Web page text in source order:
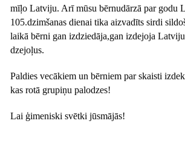
mīļo Latviju. Arī mūsu bērnudārzā par godu
105.dzimšanas dienai tika aizvadīts sirdi
laikā bērni gan izdziedāja,gan izdejoja
dzejoļus.
Paldies vecākiem un bērniem par skaisti
kas rotā grupiņu palodzes!
Lai ģimeniski svētki jūsmājās!